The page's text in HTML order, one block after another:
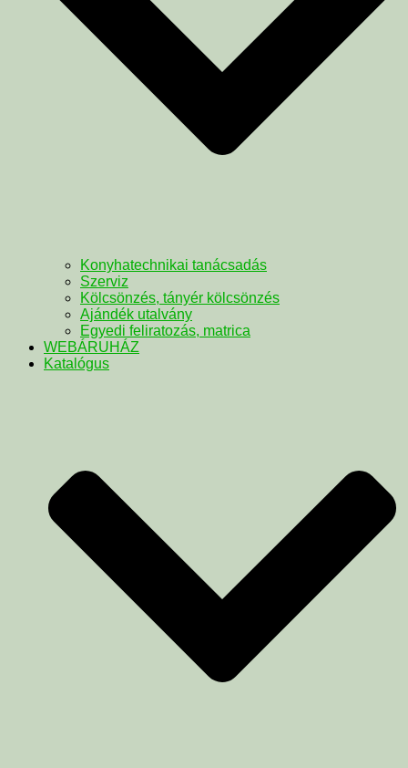
Konyhatechnikai tanácsadás
Szerviz
Kölcsönzés, tányér kölcsönzés
Ajándék utalvány
Egyedi feliratozás, matrica
WEBÁRUHÁZ
Katalógus